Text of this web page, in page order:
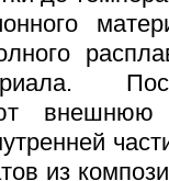
внешнюю
из